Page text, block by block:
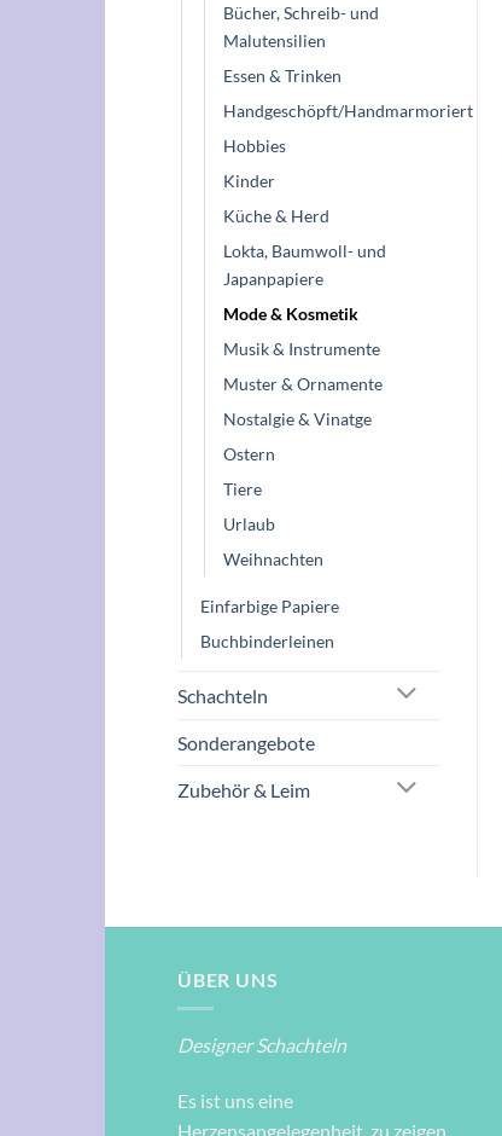
Bücher, Schreib- und
Malutensilien
Essen & Trinken
Handgeschöpft/Handmarmoriert
Hobbies
Kinder
Küche & Herd
Lokta, Baumwoll- und
Japanpapiere
Mode & Kosmetik
Musik & Instrumente
Muster & Ornamente
Nostalgie & Vinatge
Ostern
Tiere
Urlaub
Weihnachten
Einfarbige Papiere
Buchbinderleinen
Schachteln
Sonderangebote
Zubehör & Leim
Farbkarte Buchbinderleinen
Garten 50 x 70cm
ÜBER UNS
Designer Schachteln
Es ist uns eine
Herzensangelegenheit, zu zeigen,